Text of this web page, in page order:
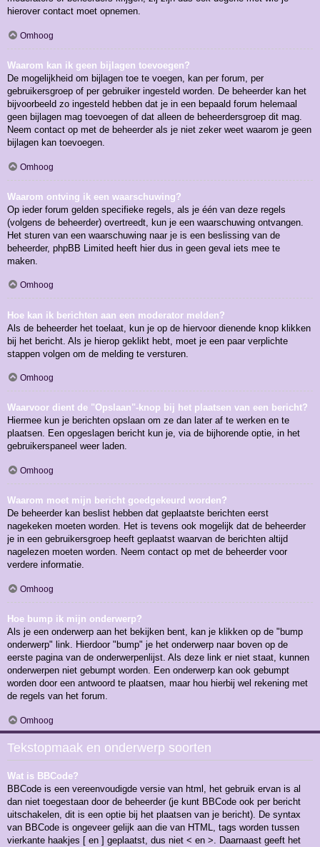
hierover contact moet opnemen.
Omhoog
Waarom kan ik geen bijlagen toevoegen?
De mogelijkheid om bijlagen toe te voegen, kan per forum, per
gebruikersgroep of per gebruiker ingesteld worden. De beheerder kan het
bijvoorbeeld zo ingesteld hebben dat je in een bepaald forum helemaal
geen bijlagen mag toevoegen of dat alleen de beheerdersgroep dit mag.
Neem contact op met de beheerder als je niet zeker weet waarom je geen
bijlagen kan toevoegen.
Omhoog
Waarom ontving ik een waarschuwing?
Op ieder forum gelden specifieke regels, als je één van deze regels
(volgens de beheerder) overtreedt, kun je een waarschuwing ontvangen.
Het sturen van een waarschuwing naar je is een beslissing van de
beheerder, phpBB Limited heeft hier dus in geen geval iets mee te
maken.
Omhoog
Hoe kan ik berichten aan een moderator melden?
Als de beheerder het toelaat, kun je op de hiervoor dienende knop klikken
bij het bericht. Als je hierop geklikt hebt, moet je een paar verplichte
stappen volgen om de melding te versturen.
Omhoog
Waarvoor dient de "Opslaan"-knop bij het plaatsen van een bericht?
Hiermee kun je berichten opslaan om ze dan later af te werken en te
plaatsen. Een opgeslagen bericht kun je, via de bijhorende optie, in het
gebruikerspaneel weer laden.
Omhoog
Waarom moet mijn bericht goedgekeurd worden?
De beheerder kan beslist hebben dat geplaatste berichten eerst
nagekeken moeten worden. Het is tevens ook mogelijk dat de beheerder
je in een gebruikersgroep heeft geplaatst waarvan de berichten altijd
nagelezen moeten worden. Neem contact op met de beheerder voor
verdere informatie.
Omhoog
Hoe bump ik mijn onderwerp?
Als je een onderwerp aan het bekijken bent, kan je klikken op de "bump
onderwerp" link. Hierdoor "bump" je het onderwerp naar boven op de
eerste pagina van de onderwerpenlijst. Als deze link er niet staat, kunnen
onderwerpen niet gebumpt worden. Een onderwerp kan ook gebumpt
worden door een antwoord te plaatsen, maar hou hierbij wel rekening met
de regels van het forum.
Omhoog
Tekstopmaak en onderwerp soorten
Wat is BBCode?
BBCode is een vereenvoudigde versie van html, het gebruik ervan is al
dan niet toegestaan door de beheerder (je kunt BBCode ook per bericht
uitschakelen, dit is een optie bij het plaatsen van je bericht). De syntax
van BBCode is ongeveer gelijk aan die van HTML, tags worden tussen
vierkante haakjes [ en ] geplaatst, dus niet < en >. Daarnaast geeft het